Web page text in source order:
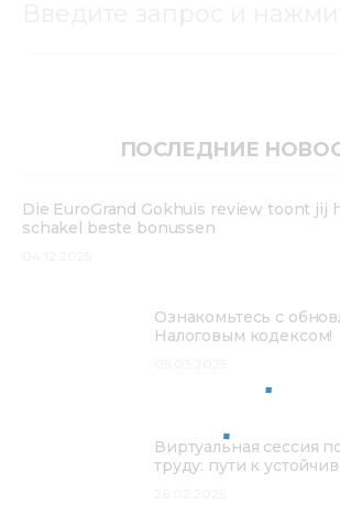
ПОСЛЕДНИЕ
Die EuroGrand Gokhuis review toont jij
schakel beste bonussen
Ознакомьтесь с
Налоговым кодексом!
Виртуальная сессия
труду: пути к